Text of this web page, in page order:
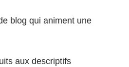
blog qui animent une
aux descriptifs